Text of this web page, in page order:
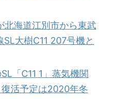
北海道江別市から東武
大樹C11 207号機と
「C11 1」蒸気機関
活予定は2020年冬